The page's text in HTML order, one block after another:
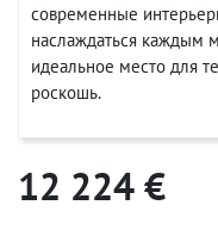
современные
наслаждаться каждым
идеальное место для
роскошь.
12 224 €